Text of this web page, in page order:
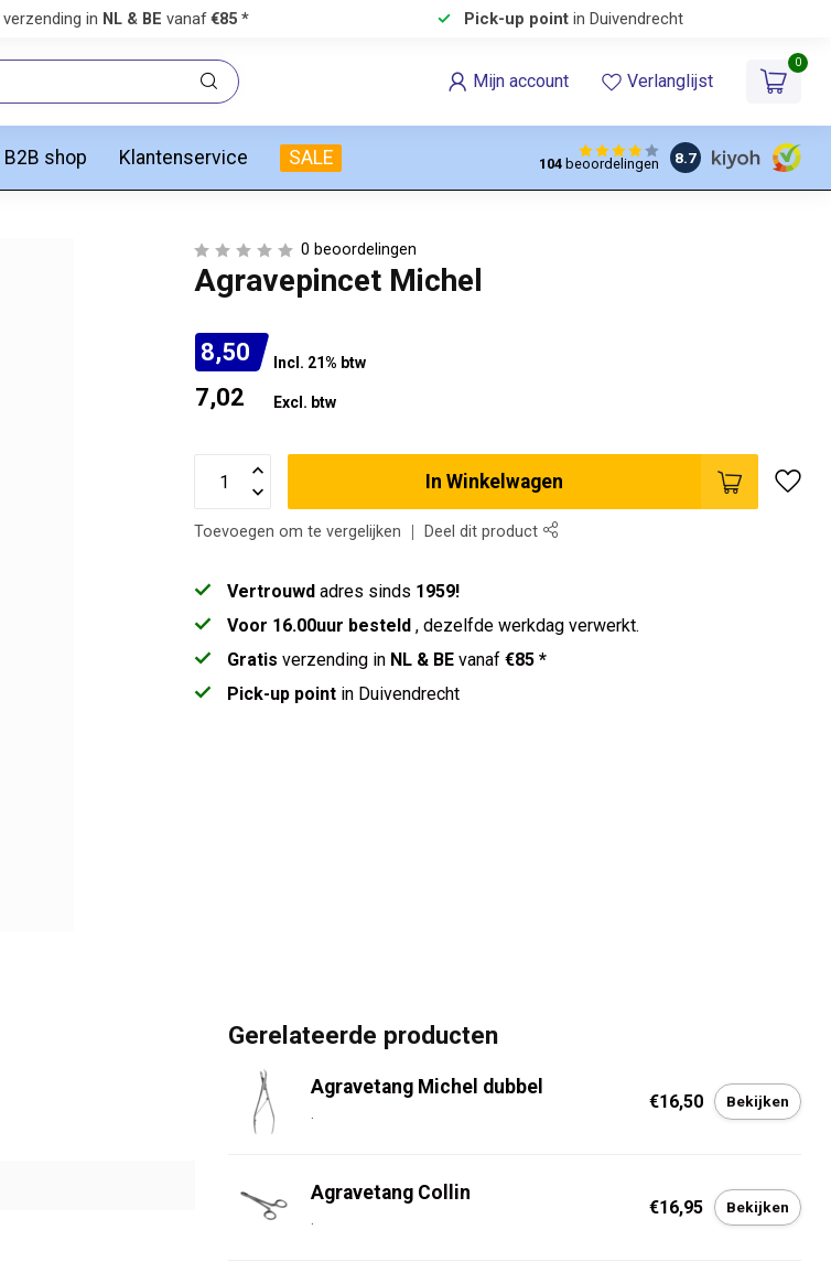
verzending in NL & BE vanaf€85 * Pick-up pointin Duivendrecht
Mijn account Verlanglijst
0
B2B shop Klantenservice SALE 104beoordelingen 8.7
0 beoordelingen
Agravepincet Michel
8,50 Incl. 21% btw
7,02 Excl. btw
In Winkelwagen
Toevoegen om te vergelijken Deel dit product
Vertrouwd adres sinds 1959!
Voor 16.00uur besteld, dezelfde werkdag verwerkt.
Gratis verzending in NL & BE vanaf€85 *
Pick-up point in Duivendrecht
Gerelateerde producten
Agravetang Michel dubbel
.
€16,50 Bekijken
Agravetang Collin
.
€16,95 Bekijken